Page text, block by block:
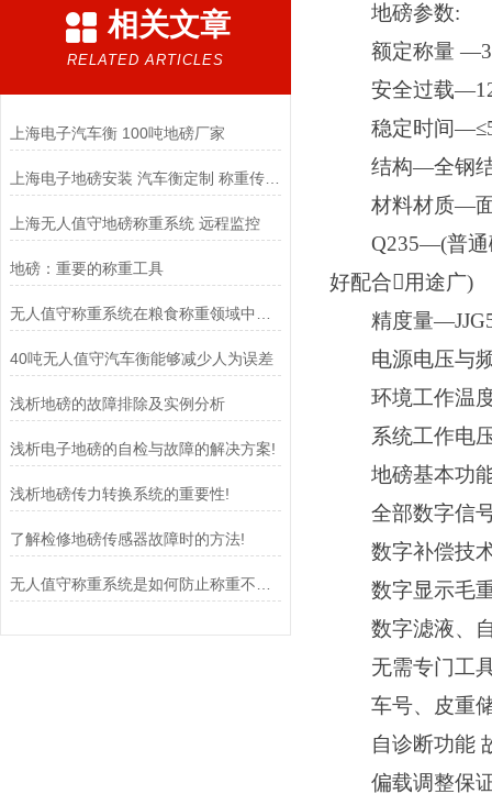
相关文章
RELATED ARTICLES
上海电子汽车衡 100吨地磅厂家
上海电子地磅安装 汽车衡定制 称重传感器
上海无人值守地磅称重系统 远程监控
地磅：重要的称重工具
40吨无人值守汽车衡能够减少人为误差
浅析地磅的故障排除及实例分析
浅析电子地磅的自检与故障的解决方案!
浅析地磅传力转换系统的重要性!
了解检修地磅传感器故障时的方法!
地磅参数:
额定称量
安全过载
稳定时间
结构—全钢
材料材质—面
Q235—(普通
好配合用途广)
精度量
电源电压与
环境工作温
系统工作电
地磅基本功
全部数字信
数字补偿技
数字显示毛重
数字滤液、自
无需专门工
车号、皮重储
自诊断功能
偏载调整保证